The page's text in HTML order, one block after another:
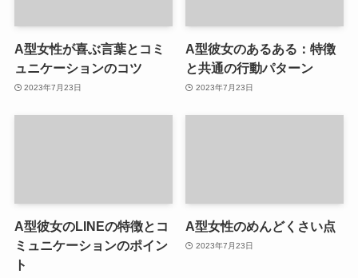
A型女性が喜ぶ言葉とコミ
ュニケーションのコツ
2023年7月23日
A型彼女のあるある：特徴
と共通の行動パターン
2023年7月23日
A型彼女のLINEの特徴とコ
ミュニケーションのポイン
ト
A型女性のめんどくさい点
2023年7月23日